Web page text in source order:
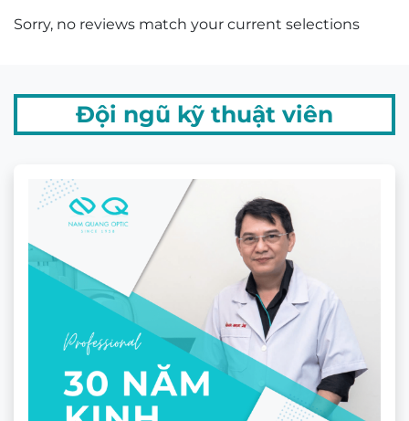
Sorry, no reviews match your current selections
Đội ngũ kỹ thuật viên